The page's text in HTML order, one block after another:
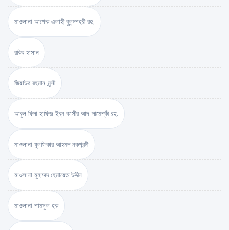
মাওলানা আশেক এলাহী বুলন্দশহরী রহ.
রকিব হাসান
জিয়াউর রহমান মুন্সী
আবুল ফিদা হাফিজ ইব্‌ন কাসীর আদ-দামেশ্‌কী রহ.
মাওলানা যুলফিকার আহমদ নকশবন্দী
মাওলানা মুহাম্মদ হেমায়েত উদ্দীন
মাওলানা শামসুল হক